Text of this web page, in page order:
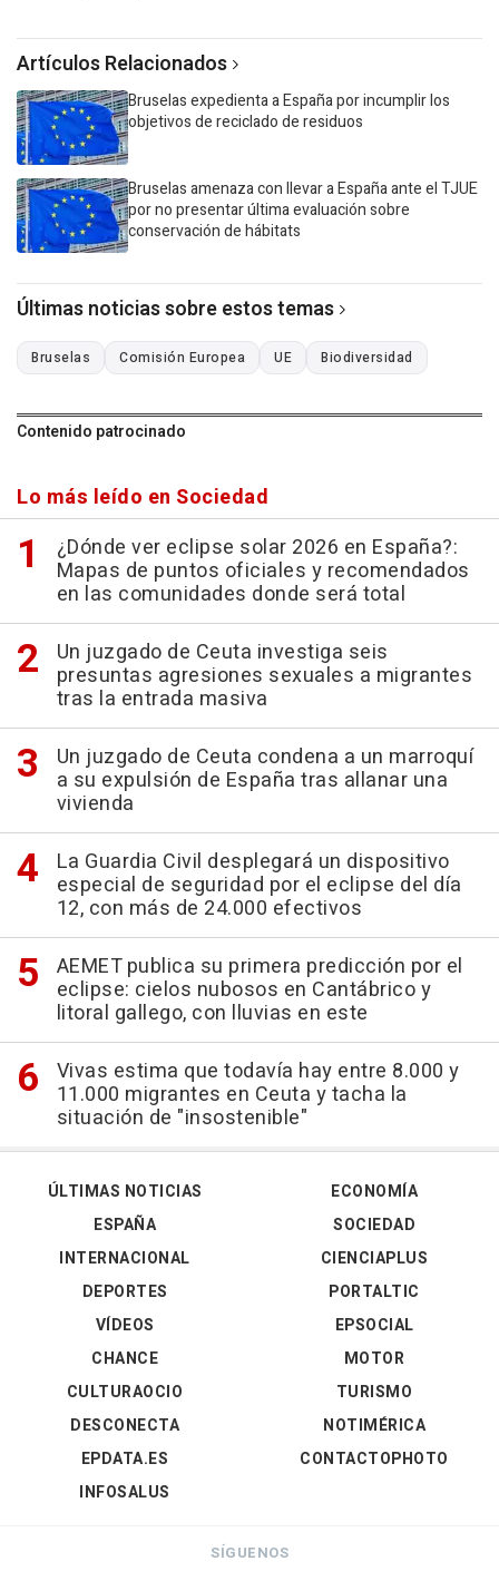
Artículos Relacionados
Bruselas expedienta a España por incumplir los
objetivos de reciclado de residuos
Bruselas amenaza con llevar a España ante el TJUE
por no presentar última evaluación sobre
conservación de hábitats
Últimas noticias sobre estos temas
Bruselas Comisión Europea UE Biodiversidad
Contenido patrocinado
Lo más leído en Sociedad
¿Dónde ver eclipse solar 2026 en España?:
Mapas de puntos oficiales y recomendados
en las comunidades donde será total
Un juzgado de Ceuta investiga seis
presuntas agresiones sexuales a migrantes
tras la entrada masiva
Un juzgado de Ceuta condena a un marroquí
a su expulsión de España tras allanar una
vivienda
La Guardia Civil desplegará un dispositivo
especial de seguridad por el eclipse del día
12, con más de 24.000 efectivos
AEMET publica su primera predicción por el
eclipse: cielos nubosos en Cantábrico y
litoral gallego, con lluvias en este
Vivas estima que todavía hay entre 8.000 y
11.000 migrantes en Ceuta y tacha la
situación de "insostenible"
ÚLTIMAS NOTICIAS
ESPAÑA
INTERNACIONAL
DEPORTES
VÍDEOS
ECONOMÍA
SOCIEDAD
CIENCIAPLUS
PORTALTIC
EPSOCIAL
CHANCE
CULTURAOCIO
DESCONECTA
EPDATA.ES
INFOSALUS
MOTOR
TURISMO
NOTIMÉRICA
CONTACTOPHOTO
SÍGUENOS